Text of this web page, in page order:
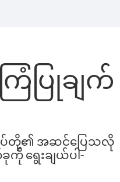
ြံပြုချက်
ျွန်ုပ်တို့၏ အဆင်ပြေသလို
ကို ရွေးချယ်ပါ-